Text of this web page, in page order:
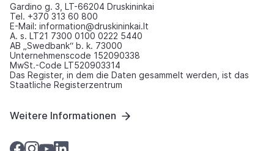
Gardino g. 3, LT-66204 Druskininkai
Tel. +370 313 60 800
E-Mail: information@druskininkai.lt
A. s. LT21 7300 0100 0222 5440
AB „Swedbank“ b. k. 73000
Unternehmenscode 152090338
MwSt.-Code LT520903314
Das Register, in dem die Daten gesammelt werden, ist das
Staatliche Registerzentrum
Weitere Informationen